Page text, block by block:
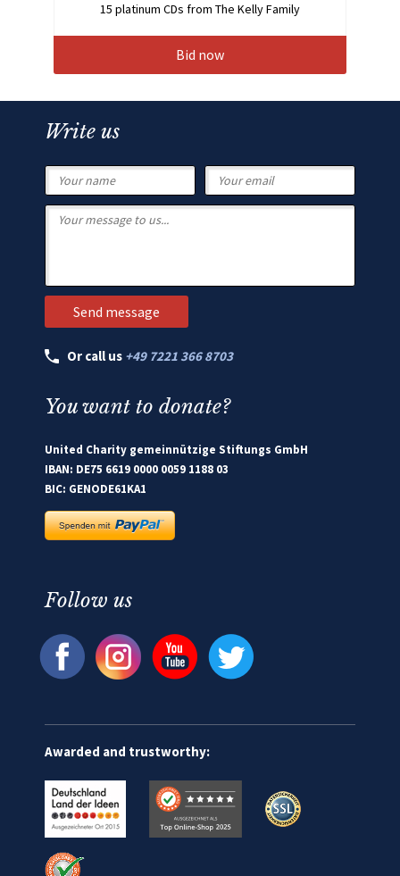
15 platinum CDs from The Kelly Family
Bid now
Write us
Or call us +49 7221 366 8703
You want to donate?
United Charity gemeinnützige Stiftungs GmbH
IBAN: DE75 6619 0000 0059 1188 03
BIC: GENODE61KA1
Follow us
Awarded and trustworthy: